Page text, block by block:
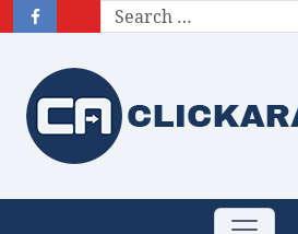
Toggle
Obituário – Nota de